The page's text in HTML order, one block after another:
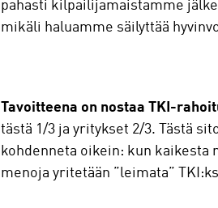
pahasti kilpailijamaistamme
mikäli haluamme säilyttää
Tavoitteena on nostaa TKI-
tästä 1/3 ja yritykset 2/3. Tästä
kohdenneta oikein: kun
menoja yritetään ”leimata”